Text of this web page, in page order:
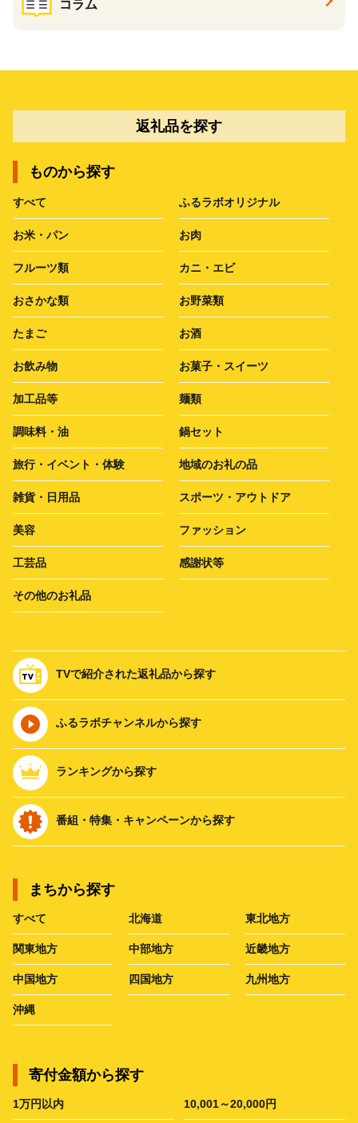
コラム
返礼品を探す
ものから探す
すべて ふるラボオリジナル
お米・パン お肉
フルーツ類 カニ・エビ
おさかな類 お野菜類
たまご お酒
お飲み物 お菓子・スイーツ
加工品等 麺類
調味料・油 鍋セット
旅行・イベント・体験 地域のお礼の品
雑貨・日用品 スポーツ・アウトドア
美容 ファッション
工芸品 感謝状等
その他のお礼品
TVで紹介された返礼品から探す
ふるラボチャンネルから探す
ランキングから探す
番組・特集・キャンペーンから探す
まちから探す
すべて 北海道 東北地方
関東地方 中部地方 近畿地方
中国地方 四国地方 九州地方
沖縄
寄付金額から探す
1万円以内 10,001～20,000円